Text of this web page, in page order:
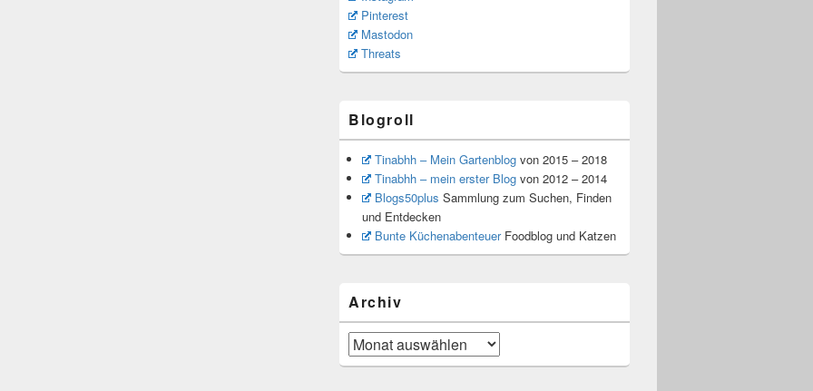
Pinterest
Mastodon
Threats
Blogroll
Tinabhh – Mein Gartenblogvon 2015 – 2018
Tinabhh – mein erster Blogvon 2012 – 2014
Blogs50plus Sammlung zum Suchen, Finden
und Entdecken
Bunte KüchenabenteuerFoodblog und Katzen
Archiv
Archiv